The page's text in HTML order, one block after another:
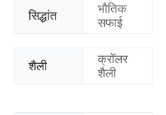
सिद्धांत
भौतिक
सफाई
शैली
क्रॉलर
शैली